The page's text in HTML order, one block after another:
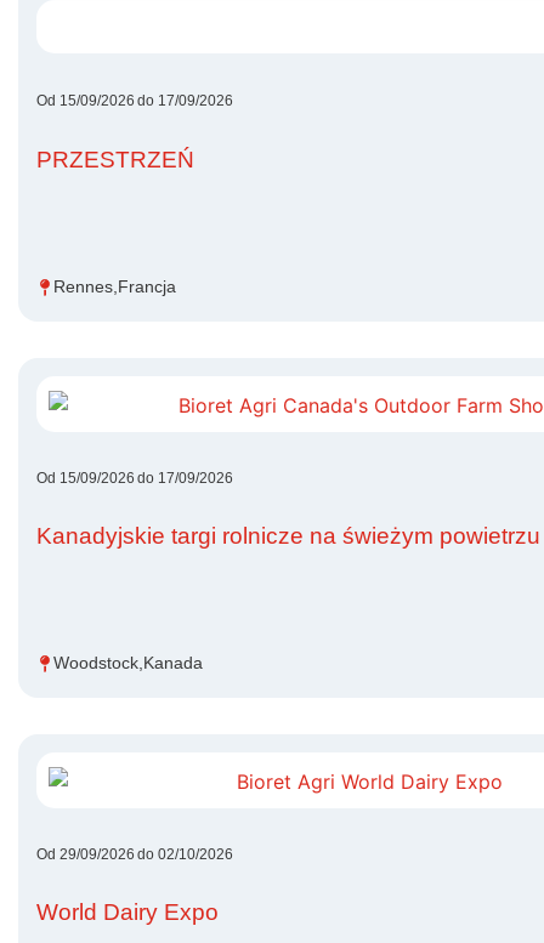
Od 15/09/2026 do 17/09/2026
PRZESTRZEŃ
Rennes, Francja
Od 15/09/2026 do 17/09/2026
Kanadyjskie targi rolnicze na świeżym powietrzu
Woodstock, Kanada
Od 29/09/2026 do 02/10/2026
World Dairy Expo